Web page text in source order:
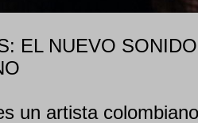
EL NUEVO
un artista